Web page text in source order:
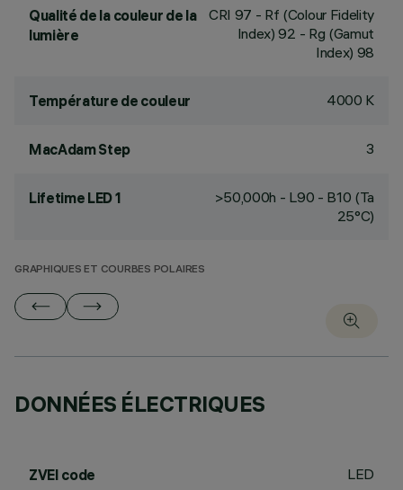
Qualité de la couleur de la
lumière
CRI 97 - Rf (Colour Fidelity
Index) 92 - Rg (Gamut
Index) 98
Température de couleur 4000 K
MacAdam Step 3
Lifetime LED 1
>50,000h - L90 - B10 (Ta
25°C)
GRAPHIQUES ET COURBES POLAIRES
DONNÉES ÉLECTRIQUES
ZVEI code LED